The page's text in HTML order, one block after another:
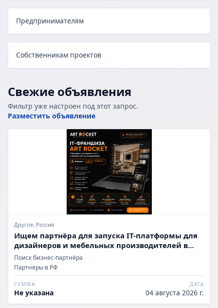
Предпринимателям
Собственникам проектов
Свежие объявления
Фильтр уже настроен под этот запрос.
Разместить объявление
Другое, Россия
Ищем партнёра для запуска IT-платформы для
дизайнеров и мебельных производителей в
России
Поиск бизнес-партнёра
Партнеры в РФ
СУММА
Не указана
ДАТА
04 августа 2026 г.